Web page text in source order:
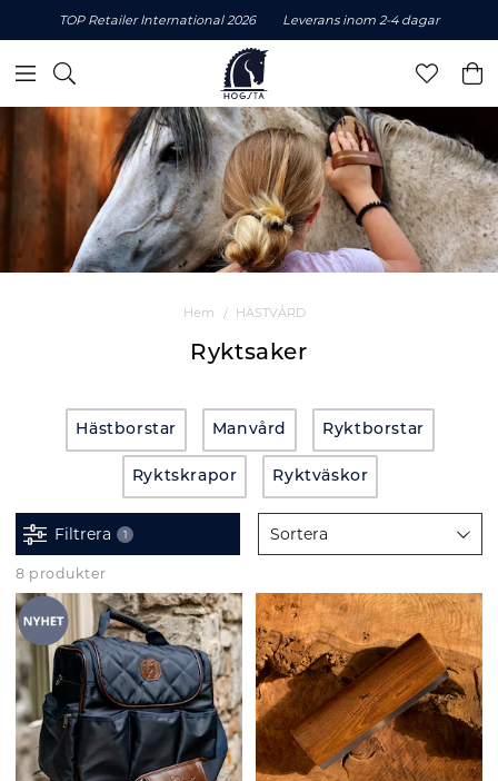
TOP Retailer International 2026 Leverans inom 2-4 dagar
Hem HÄSTVÅRD
Ryktsaker
Hästborstar Manvård Ryktborstar
Ryktskrapor Ryktväskor
Filtrera 1 Sortera
8 produkter